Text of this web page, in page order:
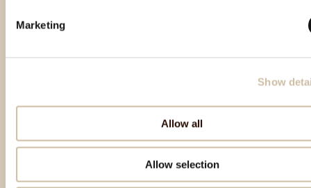
Marketing
Show
Allow all
Allow selection